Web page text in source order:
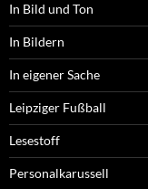
In Bild und Ton
In Bildern
In eigener Sache
Leipziger Fußball
Lesestoff
Personalkarussell